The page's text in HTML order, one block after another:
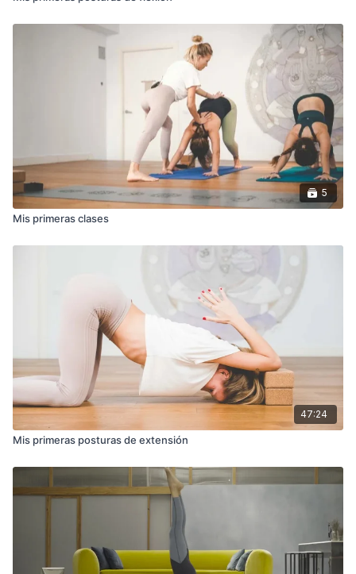
5
Mis primeras clases
47:24
Mis primeras posturas de extensión